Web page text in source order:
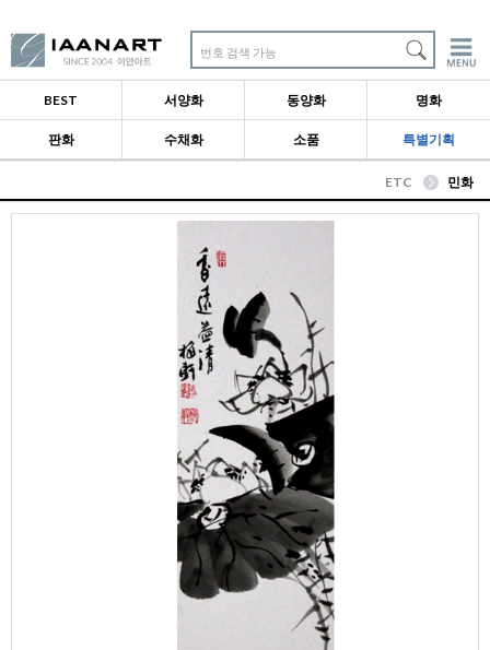
번호 검색 가능
BEST 서양화 동양화 명화
판화 수채화 소품 특별기획
ETC 민화